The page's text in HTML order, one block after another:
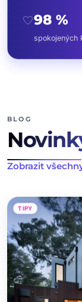
favorite98 %
spokojených
BLOG
Zobrazit
TIPY